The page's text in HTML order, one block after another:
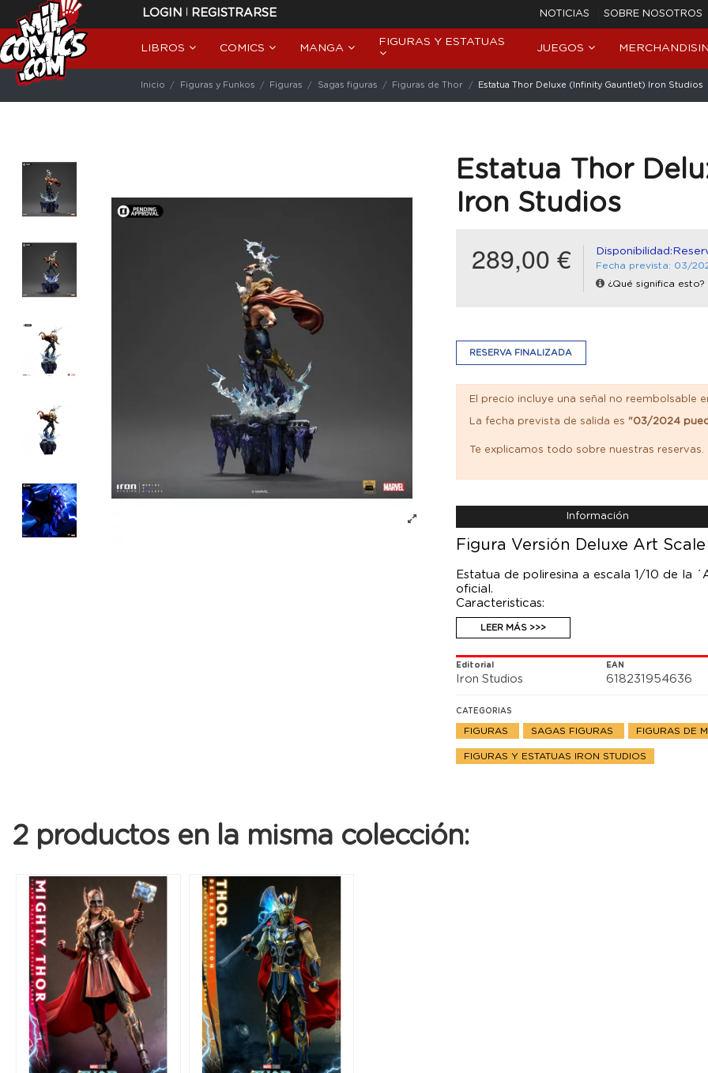
LOGIN | REGISTRARSE NOTICIAS SOBRE NOSOTROS
LIBROS COMICS MANGA
FIGURAS Y ESTATUAS
JUEGOS
Inicio Figuras y Funkos Figuras Sagas figuras Figuras de Thor Estatua Thor Deluxe (Infinity Gauntlet) Iron Studios
Estatua Thor
Iron Studios
289,00 €
Fecha prevista: 03/
¿Qué significa esto?
RESERVA FINALIZADA
El precio incluye una señal no reembolsable
La fecha prevista de salida es "03/2024
Te explicamos todo sobre nuestras reservas.
Información
Figura Versión Deluxe Art
Estatua de poliresina a escala 1/10 de la
oficial.
Caracteristicas:
- Incluye cabeza extra
- Edición Limitada
- Hecho de Polystone (puede contener
LEER MÁS >>>
Editorial
Iron Studios
EAN
618231954636
CATEGORIAS
FIGURAS SAGAS FIGURAS FIGURAS DE
FIGURAS Y ESTATUAS IRON STUDIOS
2 productos en la misma colección: